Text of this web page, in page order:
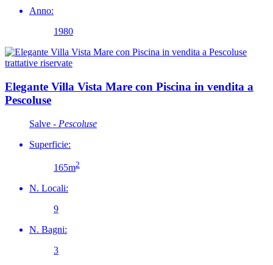
Anno:
1980
trattative riservate
Elegante Villa Vista Mare con Piscina in vendita a
Pescoluse
Salve - Pescoluse
Superficie:
165m2
N. Locali:
9
N. Bagni:
3